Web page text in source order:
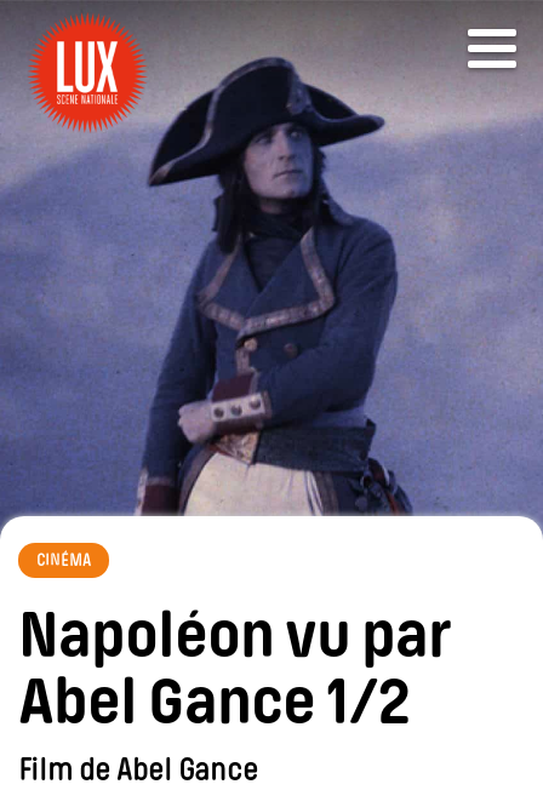
CINÉMA
Napoléon vu par
Abel Gance 1/2
Film de Abel Gance